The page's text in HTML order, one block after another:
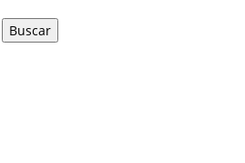
Buscar